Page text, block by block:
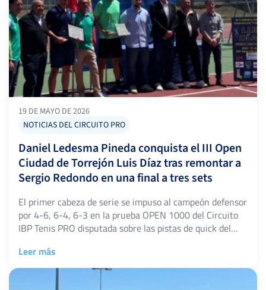
19 DE MAYO DE 2026
NOTICIAS DEL CIRCUITO PRO
Daniel Ledesma Pineda conquista el III Open
Ciudad de Torrejón Luis Díaz tras remontar a
Sergio Redondo en una final a tres sets
El primer cabeza de serie se impuso al campeón defensor
por 4-6, 6-4, 6-3 en la prueba OPEN 1000 del Circuito
IBP Tenis PRO disputada sobre las pistas de quick del
17 de mayo de 2026. Las pistas de quick del
Polideportivo Joaquín Blume acogieron la III edición […]
Leer más